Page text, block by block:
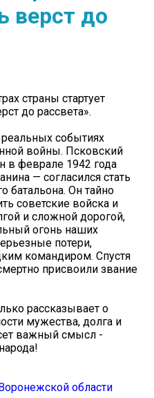
верст до
страны стартует
до рассвета».
событиях
войны. Псковский
в феврале 1942 года
— согласился стать
батальона. Он тайно
советские войска и
и сложной дорогой,
огонь наших
потери,
командиром. Спустя
присвоили звание
рассказывает о
мужества, долга и
важный смысл -
области